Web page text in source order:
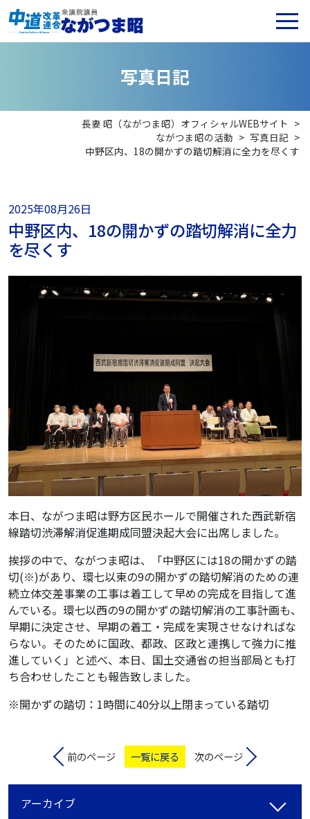
写真日記
長妻 昭（ながつま昭）オフィシャルWEBサイト >
ながつま昭の活動 > 写真日記 >
中野区内、18の開かずの踏切解消に全力を尽くす
2025年08月26日
中野区内、18の開かずの踏切解消に全力
を尽くす
本日、ながつま昭は野方区民ホールで開催された西武新宿
線踏切渋滞解消促進期成同盟決起大会に出席しました。
挨拶の中で、ながつま昭は、「中野区には18の開かずの踏
切(※)があり、環七以東の9の開かずの踏切解消のための連
続立体交差事業の工事は着工して早めの完成を目指して進
んでいる。環七以西の9の開かずの踏切解消の工事計画も、
早期に決定させ、早期の着工・完成を実現させなければな
らない。そのために国政、都政、区政と連携して強力に推
進していく」と述べ、本日、国土交通省の担当部局とも打
ち合わせしたことも報告致しました。
※開かずの踏切：1時間に40分以上閉まっている踏切
前のページ 一覧に戻る 次のページ
アーカイブ